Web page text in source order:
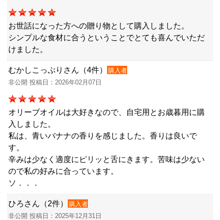
お世話になった方への贈り物として購入しました。
シンプルな食材に合うということでとても喜んでいただ
けました。
むかしこっぷりさん（4件）
購入者
非公開 投稿日：2026年02月07日
オリーブオイルは大好きなので、自宅用とお歳暮用に購
入しました。
私は、青いバナナの香りを感じました。香りは良いで
す。
辛みは少なく適度にピリッと舌にきます。苦味は少ない
ので私の好みに合っています。
ソ．．．
ひろさん（2件）
購入者
非公開 投稿日：2025年12月31日